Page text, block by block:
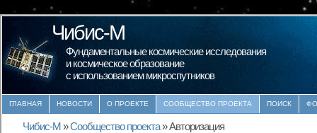
Чибис-М
Фундаментальные космические исследования
и космическое образование
с использованием микроспутников
ГЛАВНАЯ НОВОСТИ О ПРОЕКТЕ СООБЩЕСТВО ПРОЕКТА ПОИСК
Чибис-М »Сообщество проекта»Авторизация